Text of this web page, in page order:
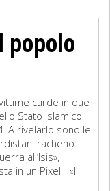
popolo
curde in due
Stato Islamico
A rivelarlo sono le
iracheno.
all’Isis»,
in un Pixel «I